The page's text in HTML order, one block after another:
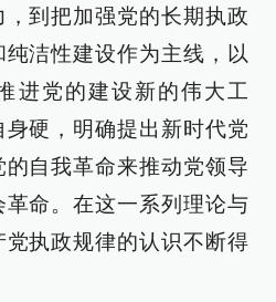
到把加强党的长期执政
洁性建设作为主线，以
进党的建设新的伟大工
硬，明确提出新时代党
自我革命来推动党领导
革命。在这一系列理论与
执政规律的认识不断得